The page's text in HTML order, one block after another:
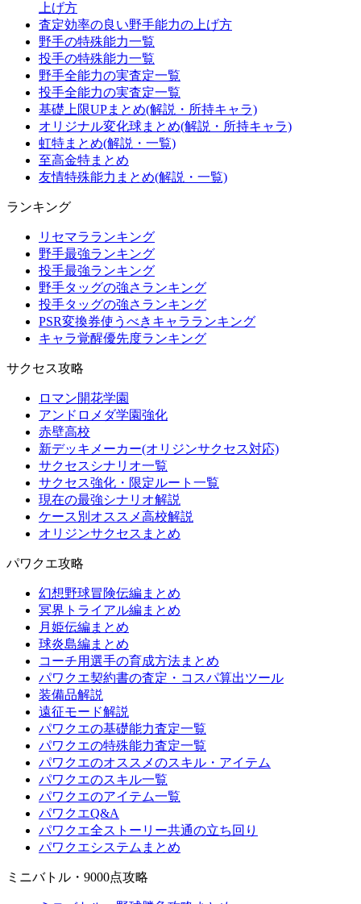
上げ方
査定効率の良い野手能力の上げ方
野手の特殊能力一覧
投手の特殊能力一覧
野手全能力の実査定一覧
投手全能力の実査定一覧
基礎上限UPまとめ(解説・所持キャラ)
オリジナル変化球まとめ(解説・所持キャラ)
虹特まとめ(解説・一覧)
至高金特まとめ
友情特殊能力まとめ(解説・一覧)
ランキング
リセマラランキング
野手最強ランキング
投手最強ランキング
野手タッグの強さランキング
投手タッグの強さランキング
PSR変換券使うべきキャラランキング
キャラ覚醒優先度ランキング
サクセス攻略
ロマン開花学園
アンドロメダ学園強化
赤壁高校
新デッキメーカー(オリジンサクセス対応)
サクセスシナリオ一覧
サクセス強化・限定ルート一覧
現在の最強シナリオ解説
ケース別オススメ高校解説
オリジンサクセスまとめ
パワクエ攻略
幻想野球冒険伝編まとめ
冥界トライアル編まとめ
月姫伝編まとめ
球炎島編まとめ
コーチ用選手の育成方法まとめ
パワクエ契約書の査定・コスパ算出ツール
装備品解説
遠征モード解説
パワクエの基礎能力査定一覧
パワクエの特殊能力査定一覧
パワクエのオススメのスキル・アイテム
パワクエのスキル一覧
パワクエのアイテム一覧
パワクエQ&A
パワクエ全ストーリー共通の立ち回り
パワクエシステムまとめ
ミニバトル・9000点攻略